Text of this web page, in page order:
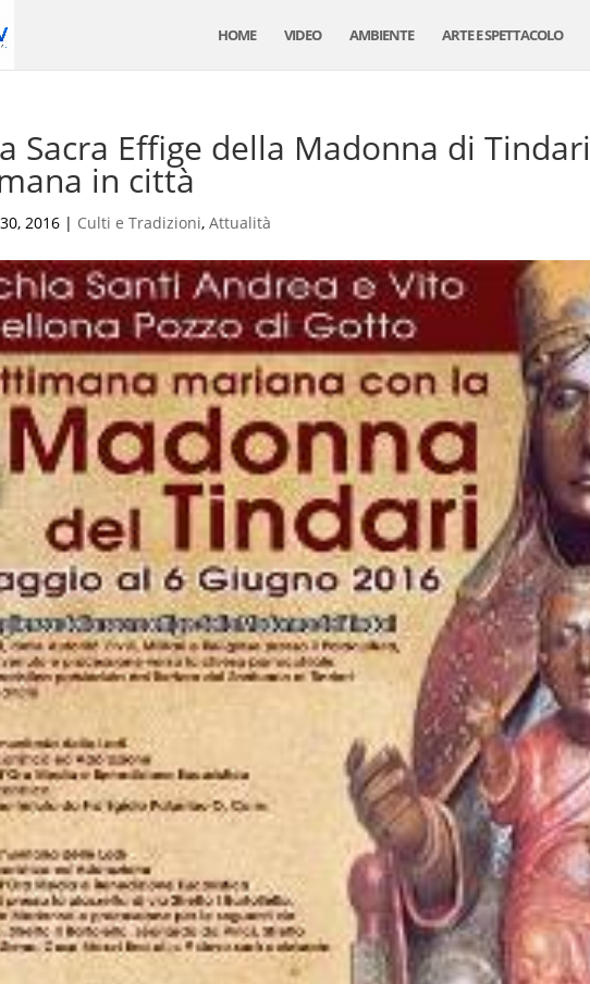
HOME VIDEO AMBIENTE ARTE E SPETTACOLO
Sacra Effige della Madonna di Tindari
in città
2016| Culti e Tradizioni, Attualità